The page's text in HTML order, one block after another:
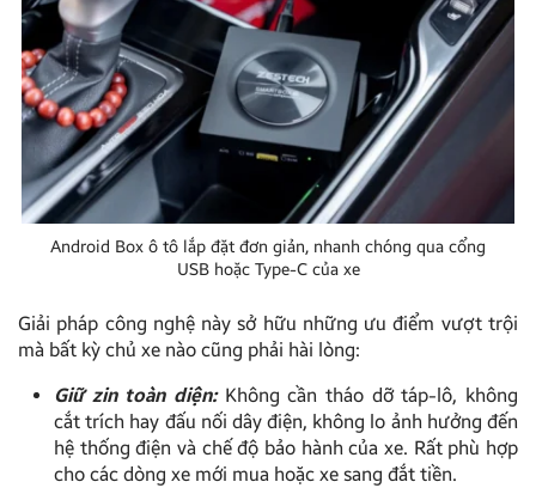
Android Box ô tô lắp đặt đơn giản, nhanh chóng qua cổng
USB hoặc Type-C của xe
Giải pháp công nghệ này sở hữu những ưu điểm vượt trội
mà bất kỳ chủ xe nào cũng phải hài lòng:
Giữ zin toàn diện:Không cần tháo dỡ táp-lô, không
cắt trích hay đấu nối dây điện, không lo ảnh hưởng đến
hệ thống điện và chế độ bảo hành của xe. Rất phù hợp
cho các dòng xe mới mua hoặc xe sang đắt tiền.